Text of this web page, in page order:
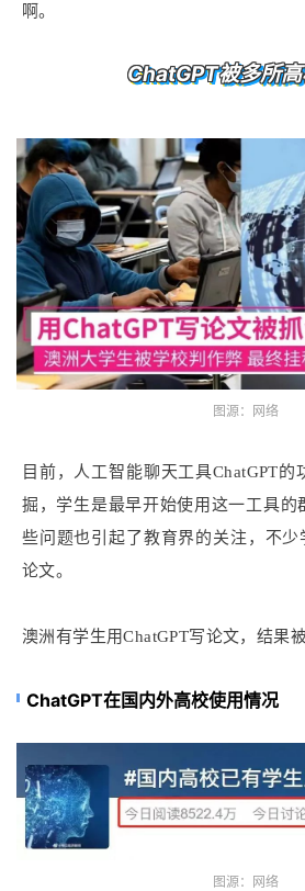
啊。
ChatGPT被多所
图源：网络
目前，人工智能聊天工具ChatGPT
掘，学生是最早开始使用这一工具的
些问题也引起了教育界的关注，不少
论文。
澳洲有学生用ChatGPT写论文，结果
ChatGPT在国内外高校使用情况
图源：网络